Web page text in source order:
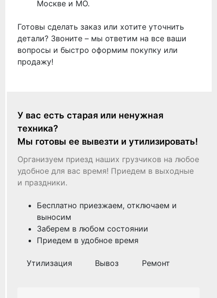
Москве и МО.
Готовы сделать заказ или хотите уточнить
детали? Звоните – мы ответим на все ваши
вопросы и быстро оформим покупку или
продажу!
У вас есть старая или ненужная
техника?
Мы готовы ее вывезти и утилизировать!
Организуем приезд наших грузчиков на любое
удобное для вас время! Приедем в выходные
и праздники.
Бесплатно приезжаем, отключаем и
выносим
Заберем в любом состоянии
Приедем в удобное время
Утилизация Вывоз Ремонт